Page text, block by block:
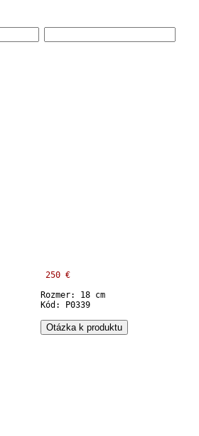
250 €
Rozmer: 18 cm
Kód: P0339
Otázka k produktu